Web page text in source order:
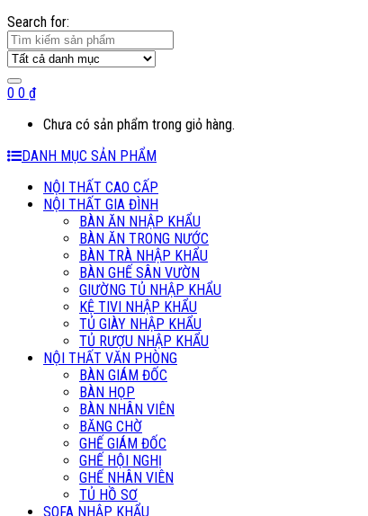
Search for:
0 0 ₫
Chưa có sản phẩm trong giỏ hàng.
DANH MỤC SẢN PHẨM
NỘI THẤT CAO CẤP
NỘI THẤT GIA ĐÌNH
BÀN ĂN NHẬP KHẨU
BÀN ĂN TRONG NƯỚC
BÀN TRÀ NHẬP KHẨU
BÀN GHẾ SÂN VƯỜN
GIƯỜNG TỦ NHẬP KHẨU
KỆ TIVI NHẬP KHẨU
TỦ GIÀY NHẬP KHẨU
TỦ RƯỢU NHẬP KHẨU
NỘI THẤT VĂN PHÒNG
BÀN GIÁM ĐỐC
BÀN HỌP
BÀN NHÂN VIÊN
BĂNG CHỜ
GHẾ GIÁM ĐỐC
GHẾ HỘI NGHỊ
GHẾ NHÂN VIÊN
TỦ HỒ SƠ
SOFA NHẬP KHẨU